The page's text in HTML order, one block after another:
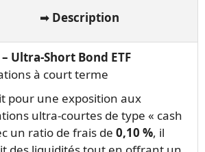
➡️ Description
– Ultra-Short Bond ETF
à court terme
pour une exposition aux
ultra-courtes de type « cash
un ratio de frais de 0,10 %, il